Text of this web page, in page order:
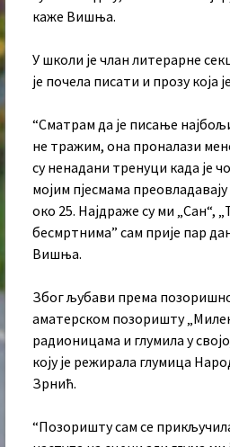
каже Вишња.
У школи је члан литерарне
је почела писати и прозу која
“Сматрам да је писање
не тражим, она проналази
су ненадани тренуци када је
мојим пјесмама
око 25. Најдраже су ми „Сан“,
бесмртнима” сам прије пар
Вишња.
Због љубави према
аматерском позоришту
радионицама и глумила у
коју је режирала глумица
Зрнић.
“Позоришту сам се